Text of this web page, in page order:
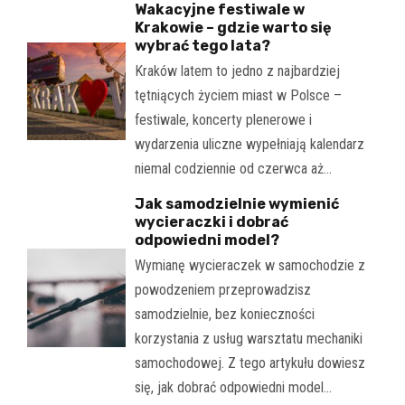
Wakacyjne festiwale w
Krakowie – gdzie warto się
wybrać tego lata?
Kraków latem to jedno z najbardziej
tętniących życiem miast w Polsce –
festiwale, koncerty plenerowe i
wydarzenia uliczne wypełniają kalendarz
niemal codziennie od czerwca aż…
Jak samodzielnie wymienić
wycieraczki i dobrać
odpowiedni model?
Wymianę wycieraczek w samochodzie z
powodzeniem przeprowadzisz
samodzielnie, bez konieczności
korzystania z usług warsztatu mechaniki
samochodowej. Z tego artykułu dowiesz
się, jak dobrać odpowiedni model…